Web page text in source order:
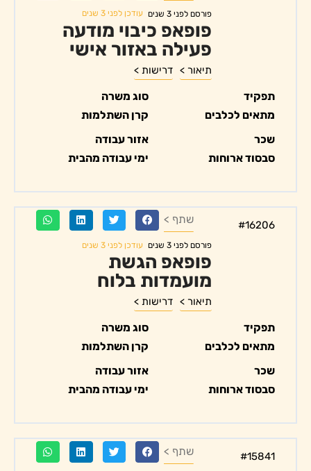
פורסם לפני 3 שנים עודכן לפני 3 שנים
פופאפ כיבוי מודעה
פעילה באזור אישי
תיאור > דרישות >
תפקיד
מתאים לכלבים
סוג משרה
קרן השתלמות
שכר
סבסוד ארוחות
אזור עבודה
ימי עבודה מהבית
#16206 שתף >
פורסם לפני 3 שנים עודכן לפני 3 שנים
פופאפ הגשת
מועמדות בלוח
תיאור > דרישות >
תפקיד
מתאים לכלבים
סוג משרה
קרן השתלמות
שכר
סבסוד ארוחות
אזור עבודה
ימי עבודה מהבית
#15841 שתף >